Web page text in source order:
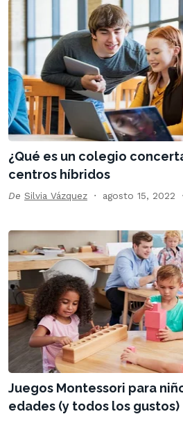
¿Qué es un colegio
centros híbridos
De Silvia Vázquez agosto 15, 2022
Juegos Montessori para
edades (y todos los gustos)